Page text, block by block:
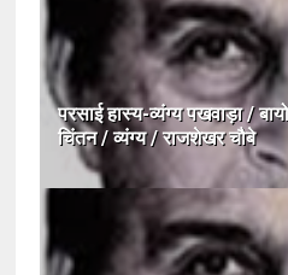
परसाई हास्य-व्यंग्य पखवाड़ा /
चिंतन / व्यंग्य / राजशेखर चौबे